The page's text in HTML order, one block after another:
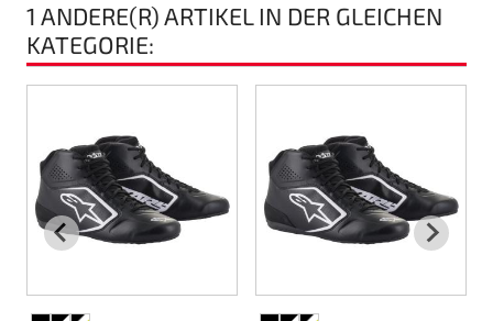
1 ANDERE(R) ARTIKEL IN DER GLEICHEN
KATEGORIE:
Zahnriemen
Zündung